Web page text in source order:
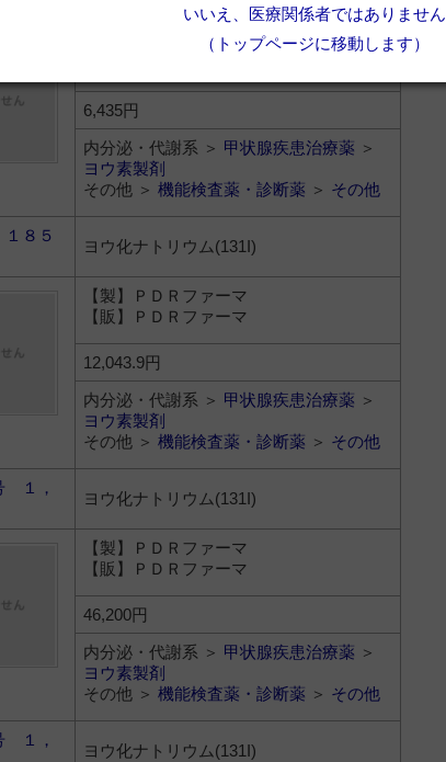
【製】ＰＤＲファーマ
6,435円
内分泌・代謝系 ＞ 甲状腺疾患治療薬 ＞
ヨウ素製剤
その他 ＞ 機能検査薬・診断薬 ＞ その他
８５
ヨウ化ナトリウム(131I)
【製】ＰＤＲファーマ
【販】ＰＤＲファーマ
12,043.9円
内分泌・代謝系 ＞ 甲状腺疾患治療薬 ＞
ヨウ素製剤
その他 ＞ 機能検査薬・診断薬 ＞ その他
１，
ヨウ化ナトリウム(131I)
【製】ＰＤＲファーマ
【販】ＰＤＲファーマ
46,200円
内分泌・代謝系 ＞ 甲状腺疾患治療薬 ＞
ヨウ素製剤
その他 ＞ 機能検査薬・診断薬 ＞ その他
１，
ヨウ化ナトリウム(131I)
いいえ、医療関係者ではありません
（トップページに移動します）